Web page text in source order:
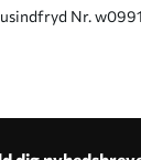
Nr.